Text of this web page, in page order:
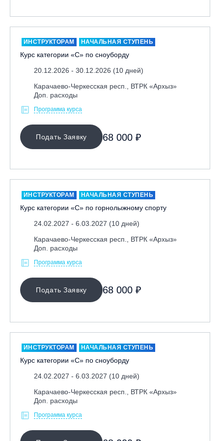
Москва, СК «Кант»
Москва, Скалодром "Атмосфера"
Москва, СЭК «Лата Трэк»
Москва, ул. Олеко Дундича 19/15
Московская обл., ВГК «Лисья Гора»
Московская обл., ГК Леонида Тягачёва
Московская обл., ГЛК «Красная Горка»
Московская обл., п. Чулково, ГК «Гая Северина»
Московская обл., Сергиев Посад, вейк парк Boardberry
Республика Башкортостан, ГЛЦ "Банное"
Республика Башкортостан., с. Новоабзаково, ГЛЦ
Самара, ГЛК «СОК»
Санкт-Петербург, Всесезонный курорт «Игора»
Сочи, ГК «Красная Поляна»
Сочи, ГК «Роза Хутор»
Сочи, ГТЦ «Газпром»
Узбекистан, ГКЛЦ «Amirsoy»
Уфа,СШОР ПО БИАТЛОНУ РБ
Челябинская обл., Миасс, Вейк-клуб «Мастер»
Чусовой, ГК «Такман»
Южно-Сахалинск, СТК «Горный воздух»
ИНСТРУКТОРАМ НАЧАЛЬНАЯ СТУПЕНЬ
Курс категории «С» по сноуборду
20.12.2026 - 30.12.2026 (10 дней)
Карачаево-Черкесская респ., ВТРК «Архыз»
Доп. расходы
Программа курса
Подать Заявку 68 000 ₽
ИНСТРУКТОРАМ НАЧАЛЬНАЯ СТУПЕНЬ
Курс категории «С» по горнолыжному спорту
24.02.2027 - 6.03.2027 (10 дней)
Карачаево-Черкесская респ., ВТРК «Архыз»
Доп. расходы
Программа курса
Подать Заявку 68 000 ₽
ИНСТРУКТОРАМ НАЧАЛЬНАЯ СТУПЕНЬ
Курс категории «С» по сноуборду
24.02.2027 - 6.03.2027 (10 дней)
Карачаево-Черкесская респ., ВТРК «Архыз»
Доп. расходы
Программа курса